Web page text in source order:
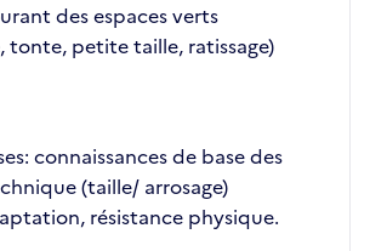
des espaces verts
tonte, petite taille, ratissage)
connaissances de base des
(taille/ arrosage)
résistance physique.